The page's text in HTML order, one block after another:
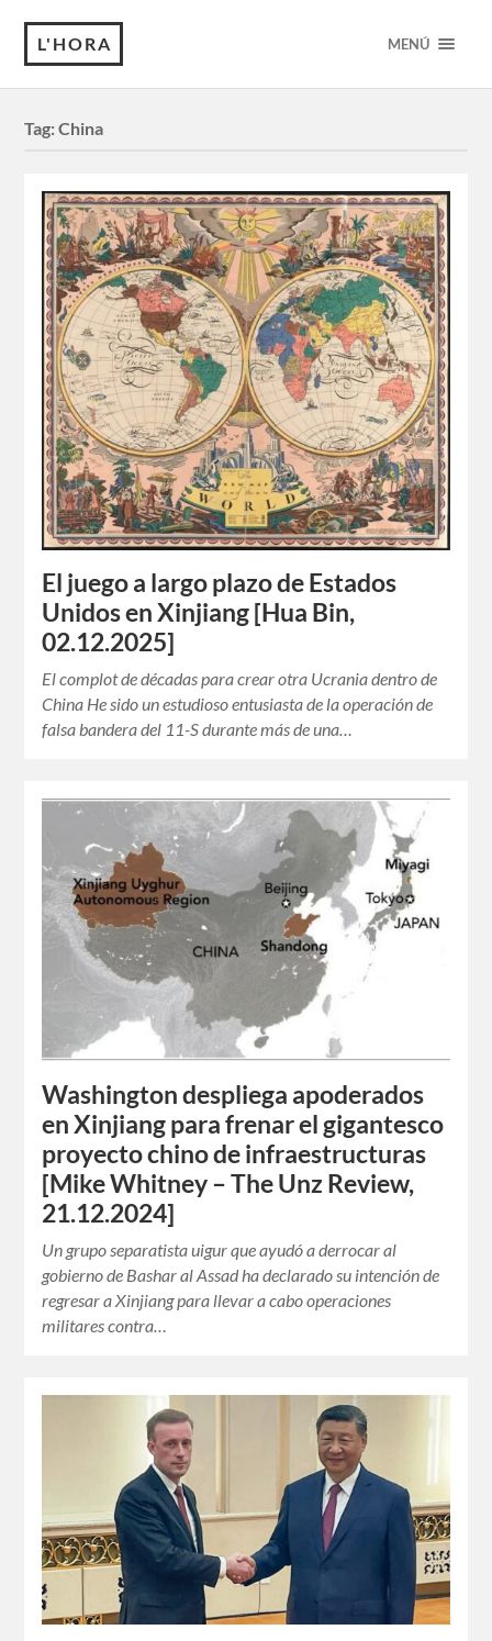
L'HORA MENÚ
Tag:China
El juego a largo plazo de Estados
Unidos en Xinjiang [Hua Bin,
02.12.2025]
El complot de décadas para crear otra Ucrania dentro de
China He sido un estudioso entusiasta de la operación de
falsa bandera del 11-S durante más de una…
Washington despliega apoderados
en Xinjiang para frenar el gigantesco
proyecto chino de infraestructuras
[Mike Whitney – The Unz Review,
21.12.2024]
Un grupo separatista uigur que ayudó a derrocar al
gobierno de Bashar al Assad ha declarado su intención de
regresar a Xinjiang para llevar a cabo operaciones
militares contra…